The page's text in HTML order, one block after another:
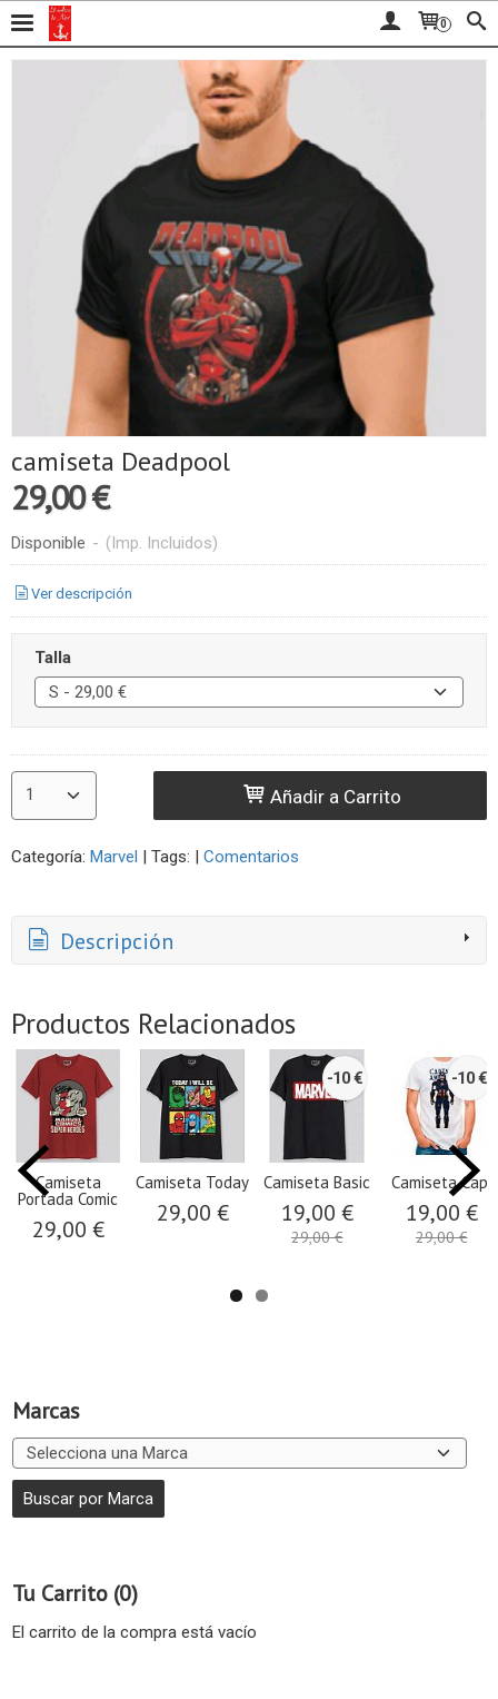
0
Marcas
Tu Carrito (0)
El carrito de la compra está vacío
camiseta Deadpool
29,00 €
Disponible - (Imp. Incluidos)
Ver descripción
Talla
Añadir a Carrito
Categoría: Marvel | Tags: | Comentarios
Descripción
Productos Relacionados
Camiseta
Portada Comic
29,00 €
Camiseta Today
29,00 €
-10 €
Camiseta Basic
19,00 €
29,00 €
-10 €
Camiseta Capi
19,00 €
29,00 €